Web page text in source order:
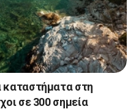
καταστήματα στη
σε 300 σημεία